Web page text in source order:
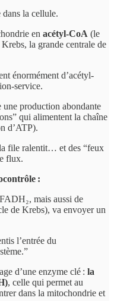
dans la cellule.
en acétyl-CoA (le
la grande centrale de
énormément d’acétyl-
service.
production abondante
qui alimentent la chaîne
d’ATP).
file ralentit… et des “feux
flux.
:
mais aussi de
de Krebs), va envoyer un
l’entrée du
d’une enzyme clé : la
, celle qui permet au
dans la mitochondrie et